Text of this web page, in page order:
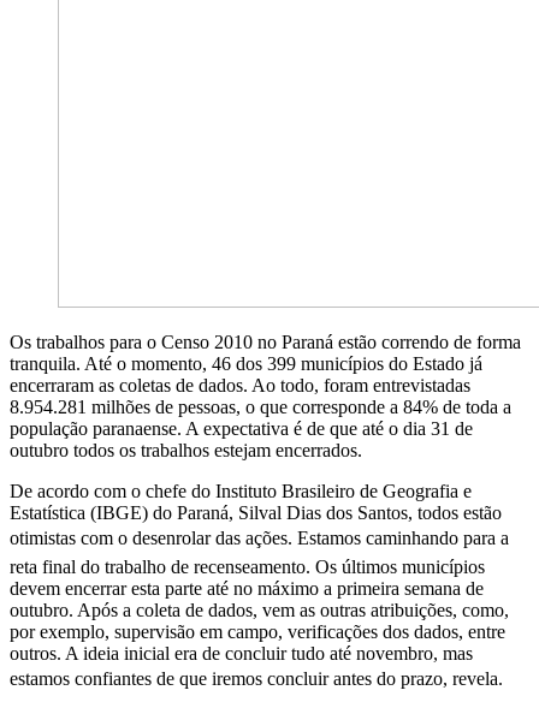
Os trabalhos para o Censo 2010 no Paraná estão correndo de forma
tranquila. Até o momento, 46 dos 399 municípios do Estado já
encerraram as coletas de dados. Ao todo, foram entrevistadas
8.954.281 milhões de pessoas, o que corresponde a 84% de toda a
população paranaense. A expectativa é de que até o dia 31 de
outubro todos os trabalhos estejam encerrados.
De acordo com o chefe do Instituto Brasileiro de Geografia e
Estatística (IBGE) do Paraná, Silval Dias dos Santos, todos estão
otimistas com o desenrolar das ações. Estamos caminhando para a
reta final do trabalho de recenseamento. Os últimos municípios
devem encerrar esta parte até no máximo a primeira semana de
outubro. Após a coleta de dados, vem as outras atribuições, como,
por exemplo, supervisão em campo, verificações dos dados, entre
outros. A ideia inicial era de concluir tudo até novembro, mas
estamos confiantes de que iremos concluir antes do prazo, revela.